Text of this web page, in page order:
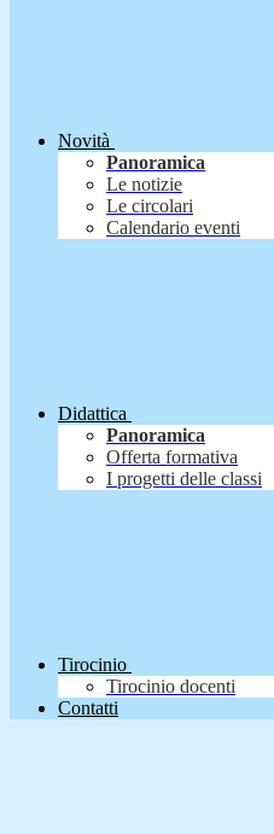
Novità
Panoramica
Le notizie
Le circolari
Calendario eventi
Didattica
Panoramica
Offerta formativa
I progetti delle classi
Tirocinio
Tirocinio docenti
Contatti